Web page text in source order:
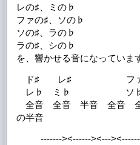
レの♯、ミの♭
ファの♯、ソの♭
ソの♯、ラの♭
ラの♯、シの♭
を、響かせる音になっていま
ド♯ レ♯ ファ♯
レ♭ ミ♭ ソ♭
全音 全音 半音 全
の半音
-------><------><---